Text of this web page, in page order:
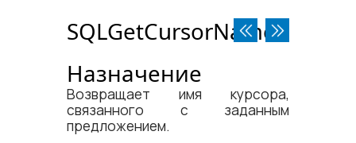
SQLGetCursorName
Назначение
Возвращает имя курсора,
связанного с заданным
предложением.